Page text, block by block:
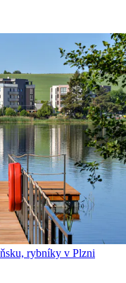
rybníky v Plzni